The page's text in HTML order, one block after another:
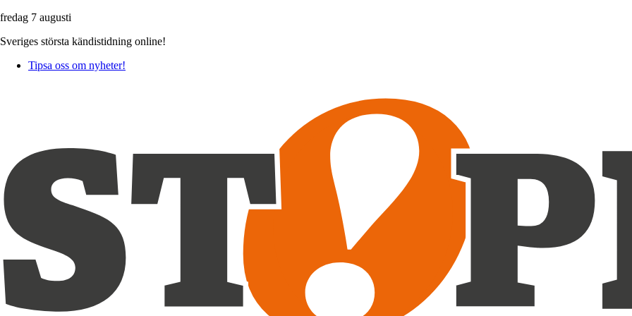
fredag 7 augusti
Sveriges största kändistidning online!
Tipsa oss om nyheter!